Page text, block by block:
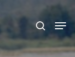
search
Close
Menu